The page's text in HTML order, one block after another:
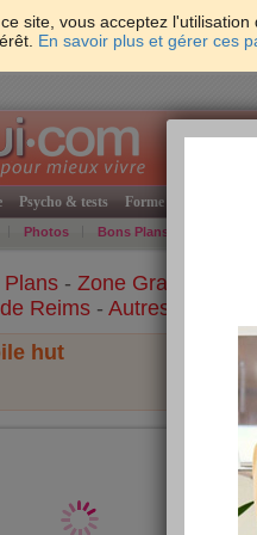
site, vous acceptez
En savoir plus et gérer ces
Psycho & tests Forme & santé
Photos Bons Plans
Plans - Zone Grand-Est
Reims - Autres lieux
hut
37
reims
est